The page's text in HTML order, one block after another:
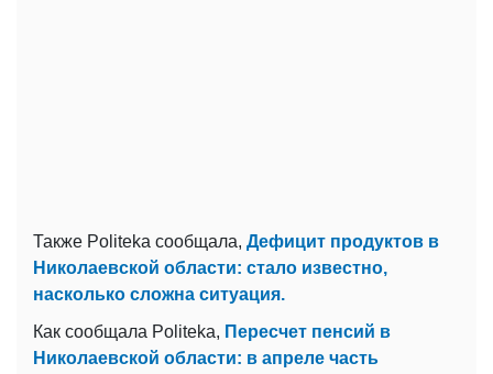
Также Politeka сообщала, Дефицит продуктов в
Николаевской области: стало известно,
насколько сложна ситуация.
Как сообщала Politeka, Пересчет пенсий в
Николаевской области: в апреле часть